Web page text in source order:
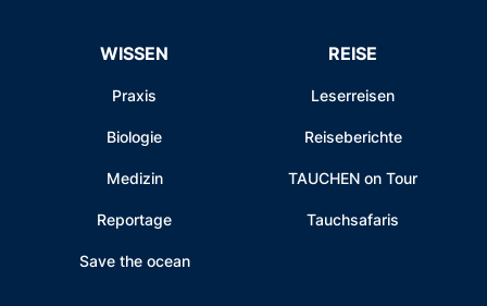
WISSEN
Praxis
Biologie
Medizin
Reportage
Save the ocean
REISE
Leserreisen
Reiseberichte
TAUCHEN on Tour
Tauchsafaris